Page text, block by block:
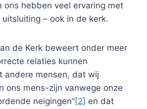
ons hebben veel ervaring met
– ook in de kerk.
de Kerk beweert onder meer
relaties kunnen
andere mensen, dat wij
ons mens-zijn vanwege onze
neigingen”[2] en dat